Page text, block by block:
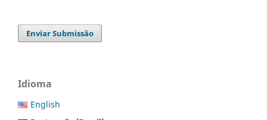
Enviar Submissão
Idioma
English